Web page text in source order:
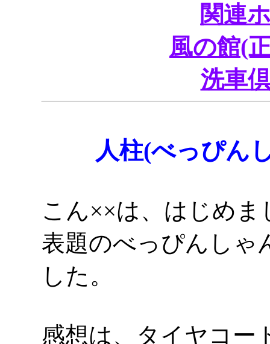
関連
風の館(
洗車
人柱(べっぴん
こん××は、はじめ
表題のべっぴんしゃ
した。
感想は、タイヤコー